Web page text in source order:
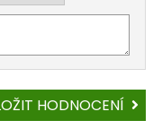
HODNOCENÍ